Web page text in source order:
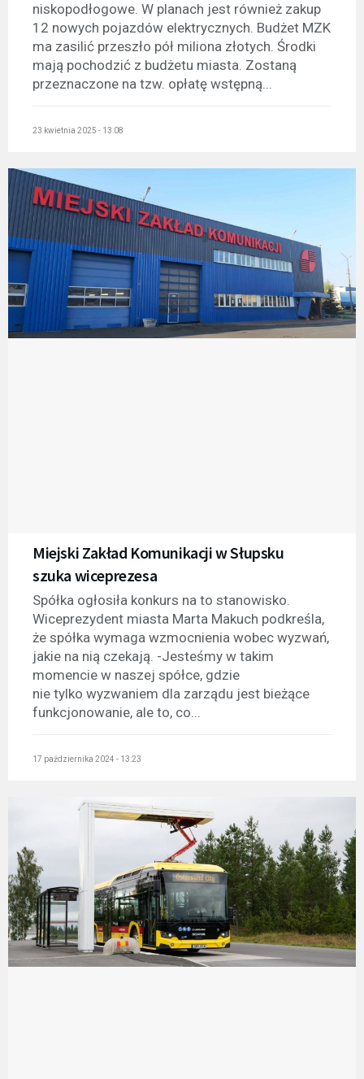
niskopodłogowe. W planach jest również zakup
12 nowych pojazdów elektrycznych. Budżet MZK
ma zasilić przeszło pół miliona złotych. Środki
mają pochodzić z budżetu miasta. Zostaną
przeznaczone na tzw. opłatę wstępną...
23 kwietnia 2025 - 13:08
Miejski Zakład Komunikacji w Słupsku
szuka wiceprezesa
Spółka ogłosiła konkurs na to stanowisko.
Wiceprezydent miasta Marta Makuch podkreśla,
że spółka wymaga wzmocnienia wobec wyzwań,
jakie na nią czekają. -Jesteśmy w takim
momencie w naszej spółce, gdzie
nie tylko wyzwaniem dla zarządu jest bieżące
funkcjonowanie, ale to, co...
17 października 2024 - 13:23